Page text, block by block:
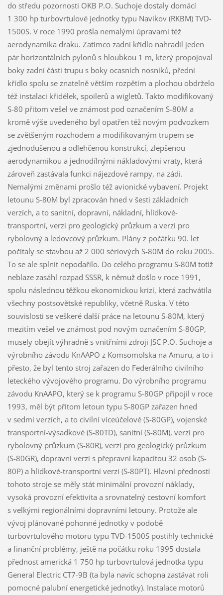
do středu pozornosti OKB P.O. Suchoje dostaly domácí
1 300 hp turbovrtulové jednotky typu Navikov (RKBM) TVD-
1500S. V roce 1990 prošla nemalými úpravami též
aerodynamika draku. Zatímco zadní křídlo nahradil jeden
pár horizontálních pylonů s hloubkou 1 m, který propojoval
boky zadní části trupu s boky ocasních nosníků, přední
křídlo spolu se znatelně větším rozpětím a plochou obdrželo
též instalaci křidélek, spoilerů a wigletů. Takto modifikovaný
S-80 přitom vešel ve známost pod označením S-80M a
kromě výše uvedeného byl opatřen též novým podvozkem
se zvětšeným rozchodem a modifikovaným trupem se
zjednodušenou a odlehčenou konstrukcí, zlepšenou
aerodynamikou a jednodílnými nákladovými vraty, která
zároveň zastávala funkci nájezdové rampy, na zádi.
Nemalými změnami prošlo též avionické vybavení. Projekt
letounu S-80M byl zpracován hned v šesti základních
verzích, a to sanitní, dopravní, nákladní, hlídkové-
transportní, verzi pro geologický průzkum a verzi pro
rybolovný a ledovcový průzkum. Plány z počátku 90. let
počítaly se stavbou až 2 000 sériových S-80M do roku 2005.
To se ale splnit nepodařilo. Do celého programu S-80M totiž
neblaze zasáhl rozpad SSSR, k němuž došlo v roce 1991,
spolu následnou těžkou ekonomickou krizí, která zachvátila
všechny postsovětské republiky, včetně Ruska. V této
souvislosti se veškeré další práce na letounu S-80M, který
mezitím vešel ve známost pod novým označením S-80GP,
musely obejít výhradně s vnitřními zdroji JSC P.O. Suchoje a
výrobního závodu KnAAPO z Komsomolska na Amuru, a to i
přesto, že byl tento stroj zařazen do Federálního civilního
leteckého vývojového programu. Do výrobního programu
závodu KnAAPO, který se k programu S-80GP připojil v roce
1993, měl být přitom letoun typu S-80GP zařazen hned
v sedmi verzích, a to civilní víceúčelové (S-80GP), vojenské
transportní-výsadkové (S-80TD), sanitní (S-80M), verzi pro
rybolovný průzkum (S-80R), verzi pro geologický průzkum
(S-80GR), dopravní verzi s přepravní kapacitou 32 osob (S-
80P) a hlídkové-transportní verzi (S-80PT). Hlavní předností
tohoto stroje se měly stát minimální provozní náklady,
vysoká provozní efektivita a srovnatelný cestovní komfort
s velkými regionálními dopravními letouny. Protože ale
vývoj plánované pohonné jednotky v podobě
turbovrtulového motoru typu TVD-1500S postihly technické
a finanční problémy, ještě na počátku roku 1995 dostala
přednost americká 1 750 hp turbovrtulová jednotka typu
General Electric CT7-9B (ta byla navíc schopna zastávat roli
pomocné palubní energetické jednotky). Instalace motorů